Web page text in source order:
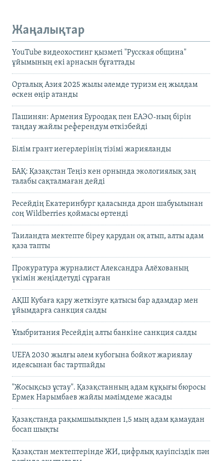
Жаңалықтар
YouTube видеохостинг қызметі "Русская община"
ұйымының екі арнасын бұғаттады
Орталық Азия 2025 жылы әлемде туризм ең жылдам
өскен өңір атанды
Пашинян: Армения Еуроодақ пен ЕАЭО-ның бірін
таңдау жайлы референдум өткізбейді
Білім грант иегерлерінің тізімі жарияланды
БАҚ: Қазақстан Теңіз кен орнында экологиялық заң
талабы сақталмаған дейді
Ресейдің Екатеринбург қаласында дрон шабуылынан
соң Wildberries қоймасы өртенді
Таиландта мектепте біреу қарудан оқ атып, алты адам
қаза тапты
Прокуратура журналист Александра Алёхованың
үкімін жеңілдетуді сұраған
АҚШ Кубаға қару жеткізуге қатысы бар адамдар мен
ұйымдарға санкция салды
Ұлыбритания Ресейдің алты банкіне санкция салды
UEFA 2030 жылғы әлем кубогына бойкот жариялау
идеясынан бас тартпайды
"Жосықсыз ұстау". Қазақстанның адам құқығы бюросы
Ермек Нарымбаев жайлы мәлімдеме жасады
Қазақстанда рақымшылықпен 1,5 мың адам қамаудан
босап шықты
Қазақстан мектептерінде ЖИ, цифрлық қауіпсіздік пән